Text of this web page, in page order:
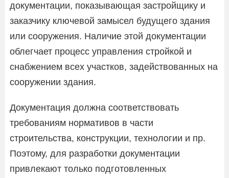
документации, показывающая застройщику и
заказчику ключевой замысел будущего здания
или сооружения. Наличие этой документации
облегчает процесс управления стройкой и
снабжением всех участков, задействованных на
сооружении здания.
Документация должна соответствовать
требованиям нормативов в части
строительства, конструкции, технологии и пр.
Поэтому, для разработки документации
привлекают только подготовленных